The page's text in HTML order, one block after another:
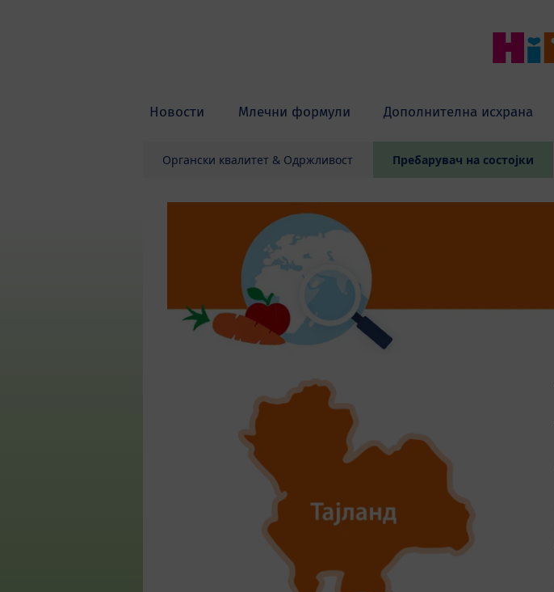
Новости Млечни формули Дополнителна исхрана
Органски квалитет & Одржливост Пребарувач на состојки